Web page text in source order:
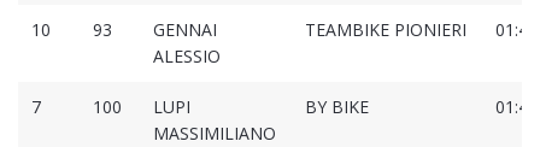
10 93
GENNAI
ALESSIO
TEAMBIKE PIONIERI
7 100
LUPI
MASSIMILIANO
BY BIKE